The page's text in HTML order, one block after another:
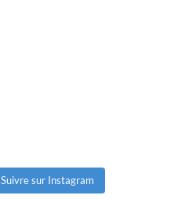
Suivre sur Instagram